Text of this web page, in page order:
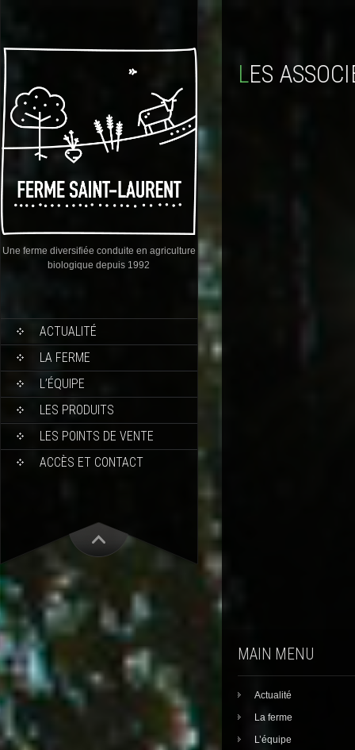
Une ferme diversifiée conduite en agriculture
biologique depuis 1992
ACTUALITÉ
LA FERME
L’ÉQUIPE
LES PRODUITS
LES POINTS DE VENTE
ACCÈS ET CONTACT
LES
MAIN MENU
Actualité
La ferme
L’équipe